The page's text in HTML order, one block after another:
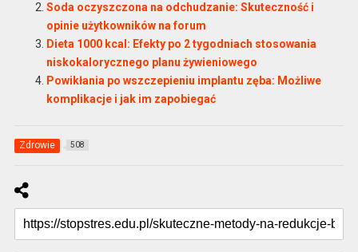
Soda oczyszczona na odchudzanie: Skuteczność i
opinie użytkowników na forum
Dieta 1000 kcal: Efekty po 2 tygodniach stosowania
niskokalorycznego planu żywieniowego
Powikłania po wszczepieniu implantu zęba: Możliwe
komplikacje i jak im zapobiegać
Zdrowie 508